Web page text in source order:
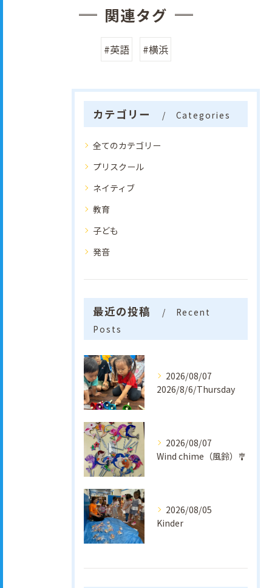
関連タグ
#英語 #横浜
カテゴリー Categories
全てのカテゴリー
プリスクール
ネイティブ
教育
子ども
発音
最近の投稿
Recent
Posts
2026/08/07
2026/8/6/Thursday
2026/08/07
Wind chime（風鈴）🎐
2026/08/05
Kinder